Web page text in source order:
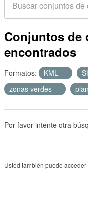
Conjuntos de
encontrados
Formatos: KML
zonas verdes
Por favor intente otra
Usted también puede